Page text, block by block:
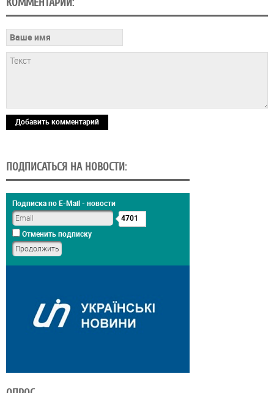
Добавить комментарий
ПОДПИСАТЬСЯ НА НОВОСТИ:
Подписка по E-Mail - новости
4701
Отменить подписку